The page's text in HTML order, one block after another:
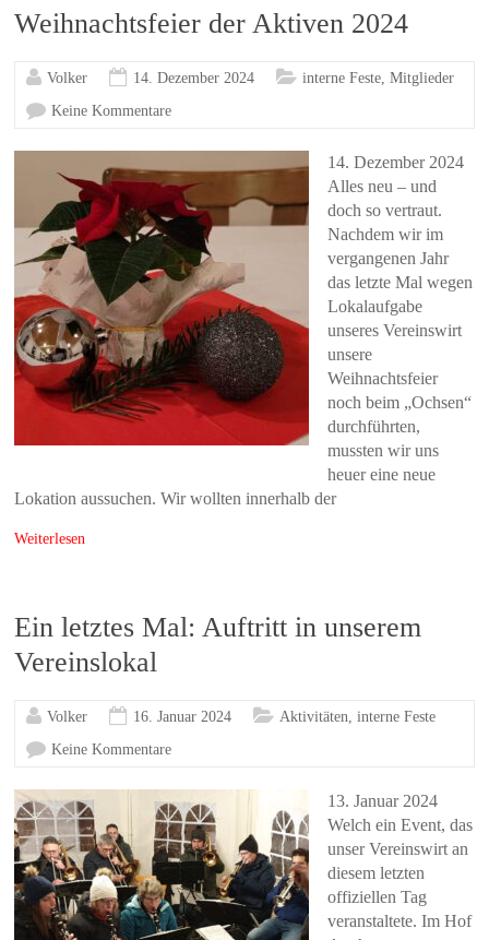
Weihnachtsfeier der Aktiven 2024
Volker 14. Dezember 2024 interne Feste ,Mitglieder
Keine Kommentare
14. Dezember 2024
Alles neu – und
doch so vertraut.
Nachdem wir im
vergangenen Jahr
das letzte Mal wegen
Lokalaufgabe
unseres Vereinswirt
unsere
Weihnachtsfeier
noch beim „Ochsen“
durchführten,
mussten wir uns
heuer eine neue
Lokation aussuchen. Wir wollten innerhalb der
Weiterlesen
Ein letztes Mal: Auftritt in unserem
Vereinslokal
Volker 16. Januar 2024 Aktivitäten ,interne Feste
Keine Kommentare
13. Januar 2024
Welch ein Event, das
unser Vereinswirt an
diesem letzten
offiziellen Tag
veranstaltete. Im Hof